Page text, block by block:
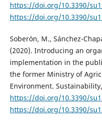
https://doi.org/10.3390/
https://doi.org/10.3390/
Soberón, M., Sánchez-
(2020). Introducing an
implementation in the
the former Ministry of
Environment.
https://doi.org/10.3390/
https://doi.org/10.3390/